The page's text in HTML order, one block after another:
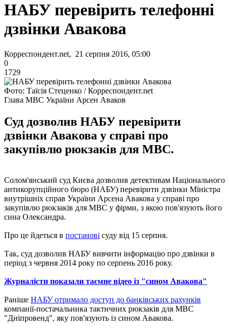
НАБУ перевірить телефонні
дзвінки Авакова
Корреспондент.net, 21 серпня 2016, 05:00
0
1729
Фото: Таїсія Стеценко / Корреспондент.net
Глава МВС України Арсен Аваков
Суд дозволив НАБУ перевірити
дзвінки Авакова у справі про
закупівлю рюкзаків для МВС.
Солом'янський суд Києва дозволив детективам Національного
антикорупційного бюро (НАБУ) перевірити дзвінки Міністра
внутрішніх справ України Арсена Авакова у справі про
закупівлю рюкзаків для МВС у фірми, з якою пов'язують його
сина Олександра.
Про це йдеться в постанові суду від 15 серпня.
Так, суд дозволив НАБУ вивчити інформацію про дзвінки в
період з червня 2014 року по серпень 2016 року.
Журналісти показали таємне відео із "сином Авакова"
Раніше НАБУ отримало доступ до банківських рахунків
компанії-постачальника тактичних рюкзаків для МВС
"Дніпровенд", яку пов'язують із сином Авакова.